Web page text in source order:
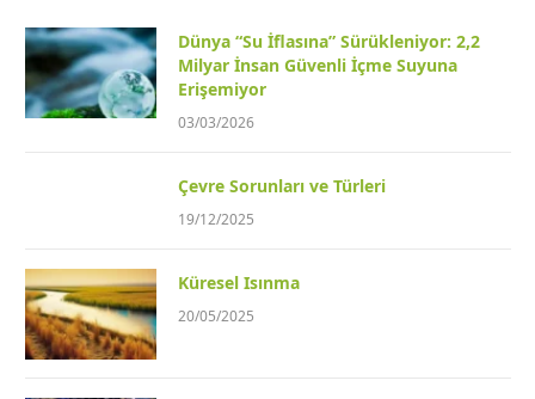
Dünya “Su İflasına” Sürükleniyor: 2,2
Milyar İnsan Güvenli İçme Suyuna
Erişemiyor
03/03/2026
Çevre Sorunları ve Türleri
19/12/2025
Küresel Isınma
20/05/2025